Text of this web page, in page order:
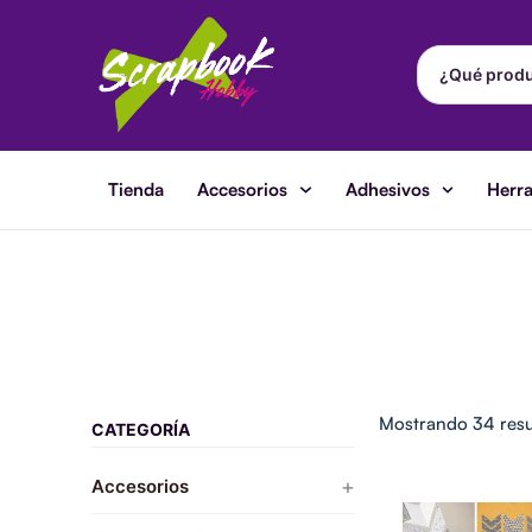
contenido
Tienda Accesorios Adhesivos
CATEGORÍA
Accesorios +
Mostrando 34
DCWV
Papel
El